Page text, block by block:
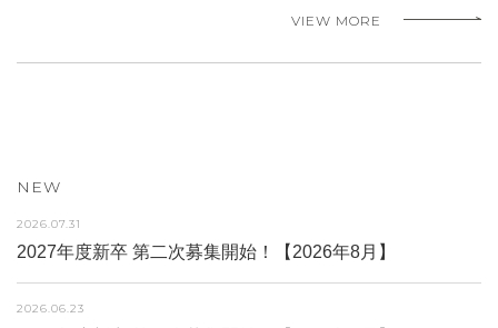
VIEW MORE
NEW
2026.07.31
2027年度新卒 第二次募集開始！【2026年8月】
2026.06.23